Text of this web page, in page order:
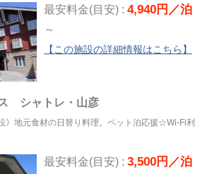
最安料金(目安) : 4,940円／泊
～
【この施設の詳細情報はこちら】
シャトレ・山彦
》地元食材の日替り料理。ペット泊応援☆Wi-Fi利
最安料金(目安) : 3,500円／泊